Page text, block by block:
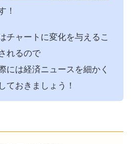
！
チャートに変化を与えるこ
れるので
には経済ニュースを細かく
ておきましょう！